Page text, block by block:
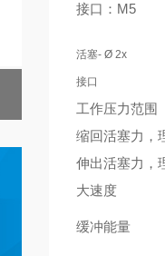
接口：M5
活塞- Ø 2x
接口
工作压力范围
缩回活塞力，
伸出活塞力，
大速度
缓冲能量